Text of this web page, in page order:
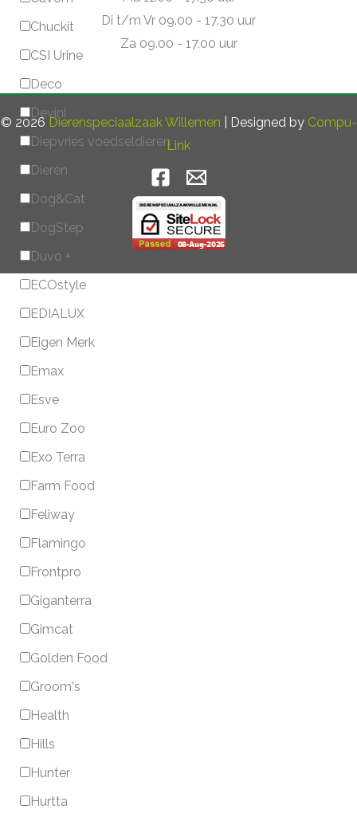
Chuckit
CSI Urine
Deco
Devini
Diepvries voedseldieren
Dieren
Dog&Cat
DogStep
Duvo +
ECOstyle
EDIALUX
Eigen Merk
Emax
Esve
Euro Zoo
Exo Terra
Farm Food
Feliway
Flamingo
Frontpro
Giganterra
Gimcat
Golden Food
Groom's
Health
Hills
Hunter
Hurtta
Di t/m Vr 09.00 - 17.30 uur
Za 09.00 - 17.00 uur
© 2026 Dierenspeciaalzaak Willemen | Designed by Compu-
Link